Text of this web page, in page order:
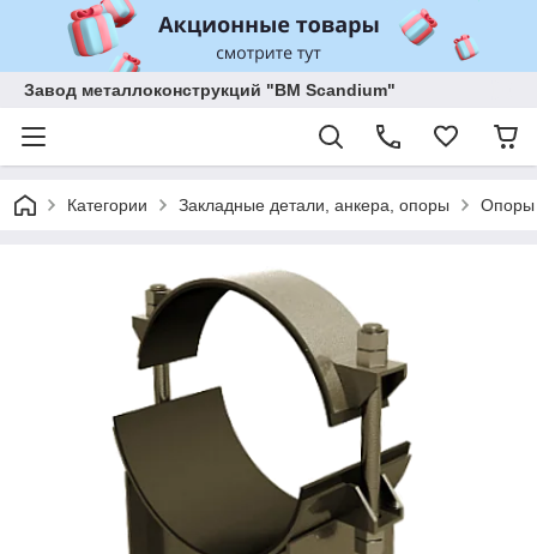
Завод металлоконструкций "BM Scandium"
Категории Закладные детали, анкера, опоры Опоры